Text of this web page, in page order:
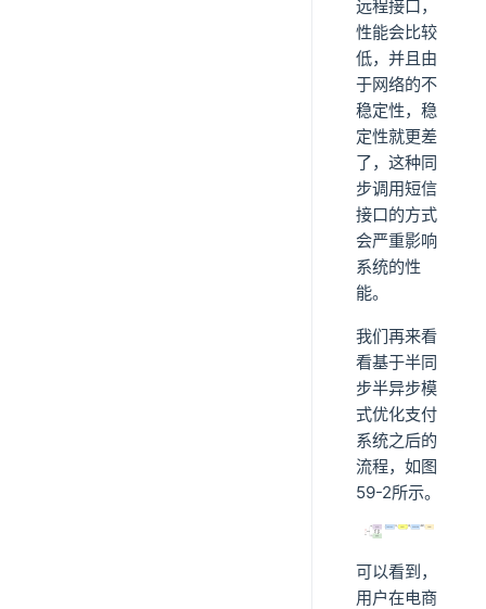
远程接口，
性能会比较
低，并且由
于网络的不
稳定性，稳
定性就更差
了，这种同
步调用短信
接口的方式
会严重影响
系统的性
能。
我们再来看
看基于半同
步半异步模
式优化支付
系统之后的
流程，如图
59-2所示。
可以看到，
用户在电商